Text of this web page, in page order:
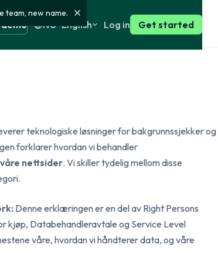
team, new name.
NO · English
English
English
Log in Get started
check
and activity
and the
register
search
in selected
Find the right Bundle
Choose a ready-made
Build your own check
See Bundles
the
private
Press coverage, press
materials and contact
and
teknologiske løsninger for bakgrunnssjekker og
forklarer hvordan vi behandler
våre nettsider. Vi skiller tydelig mellom disse
Denne erklæringen er en del av Right Persons
kjøp, Databehandleravtale og Service Level
våre, hvordan vi håndterer data, og våre